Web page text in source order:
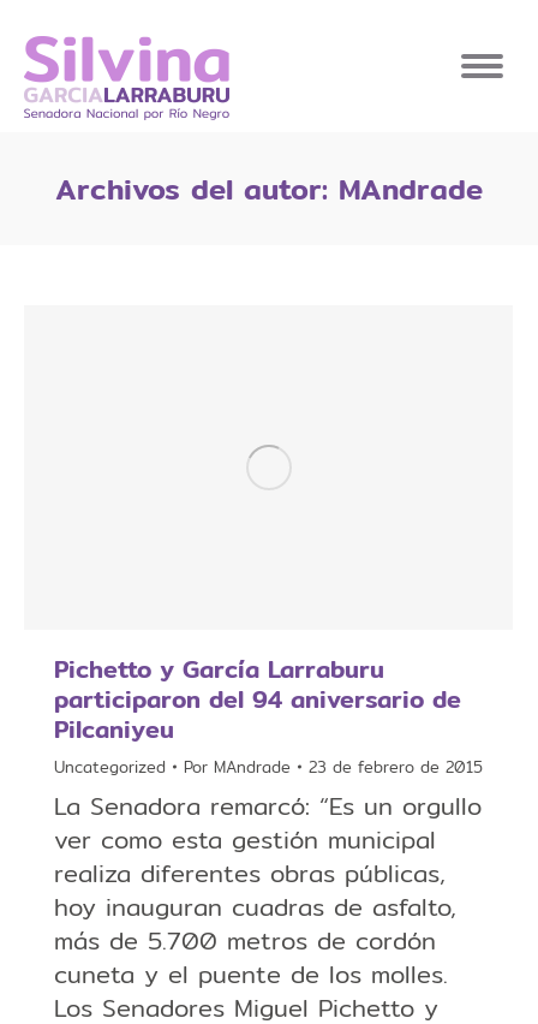
Archivos del autor: MAndrade
Pichetto y García Larraburu
participaron del 94 aniversario de
Pilcaniyeu
Uncategorized Por MAndrade 23 de febrero de 2015
La Senadora remarcó: “Es un orgullo
ver como esta gestión municipal
realiza diferentes obras públicas,
hoy inauguran cuadras de asfalto,
más de 5.700 metros de cordón
cuneta y el puente de los molles.
Los Senadores Miguel Pichetto y